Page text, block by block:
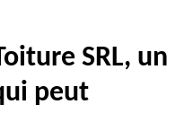
SRL, un
peut